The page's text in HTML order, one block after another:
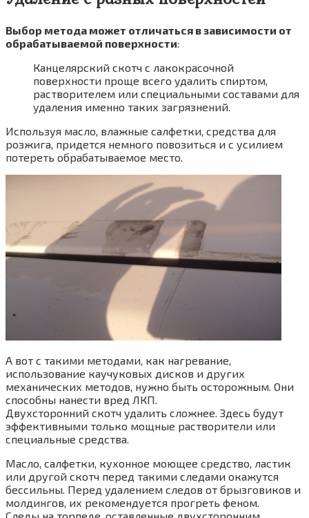
Выбор метода может отличаться в зависимости от
обрабатываемой поверхности:
Канцелярский скотч с лакокрасочной
поверхности проще всего удалить спиртом,
растворителем или специальными составами для
удаления именно таких загрязнений.
Используя масло, влажные салфетки, средства для
розжига, придется немного повозиться и с усилием
потереть обрабатываемое место.
А вот с такими методами, как нагревание,
использование каучуковых дисков и других
механических методов, нужно быть осторожным. Они
способны нанести вред ЛКП.
Двухсторонний скотч удалить сложнее. Здесь будут
эффективными только мощные растворители или
специальные средства.
Масло, салфетки, кухонное моющее средство, ластик
или другой скотч перед такими следами окажутся
бессильны. Перед удалением следов от брызговиков и
молдингов, их рекомендуется прогреть феном.